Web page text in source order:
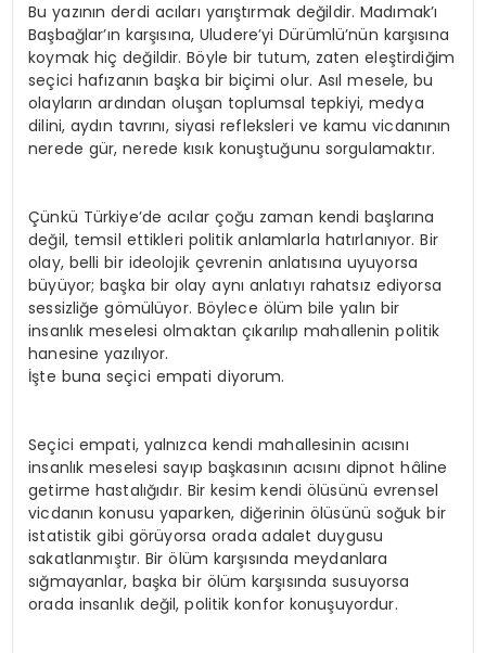
Bu yazının derdi acıları yarıştırmak değildir. Madımak’ı
Başbağlar’ın karşısına, Uludere’yi Dürümlü’nün karşısına
koymak hiç değildir. Böyle bir tutum, zaten eleştirdiğim
seçici hafızanın başka bir biçimi olur. Asıl mesele, bu
olayların ardından oluşan toplumsal tepkiyi, medya
dilini, aydın tavrını, siyasi refleksleri ve kamu vicdanının
nerede gür, nerede kısık konuştuğunu sorgulamaktır.
Çünkü Türkiye’de acılar çoğu zaman kendi başlarına
değil, temsil ettikleri politik anlamlarla hatırlanıyor. Bir
olay, belli bir ideolojik çevrenin anlatısına uyuyorsa
büyüyor; başka bir olay aynı anlatıyı rahatsız ediyorsa
sessizliğe gömülüyor. Böylece ölüm bile yalın bir
insanlık meselesi olmaktan çıkarılıp mahallenin politik
hanesine yazılıyor.
İşte buna seçici empati diyorum.
Seçici empati, yalnızca kendi mahallesinin acısını
insanlık meselesi sayıp başkasının acısını dipnot hâline
getirme hastalığıdır. Bir kesim kendi ölüsünü evrensel
vicdanın konusu yaparken, diğerinin ölüsünü soğuk bir
istatistik gibi görüyorsa orada adalet duygusu
sakatlanmıştır. Bir ölüm karşısında meydanlara
sığmayanlar, başka bir ölüm karşısında susuyorsa
orada insanlık değil, politik konfor konuşuyordur.